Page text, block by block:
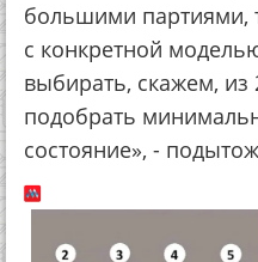
большими партиями,
с конкретной
выбирать, скажем, из
подобрать
состояние», -